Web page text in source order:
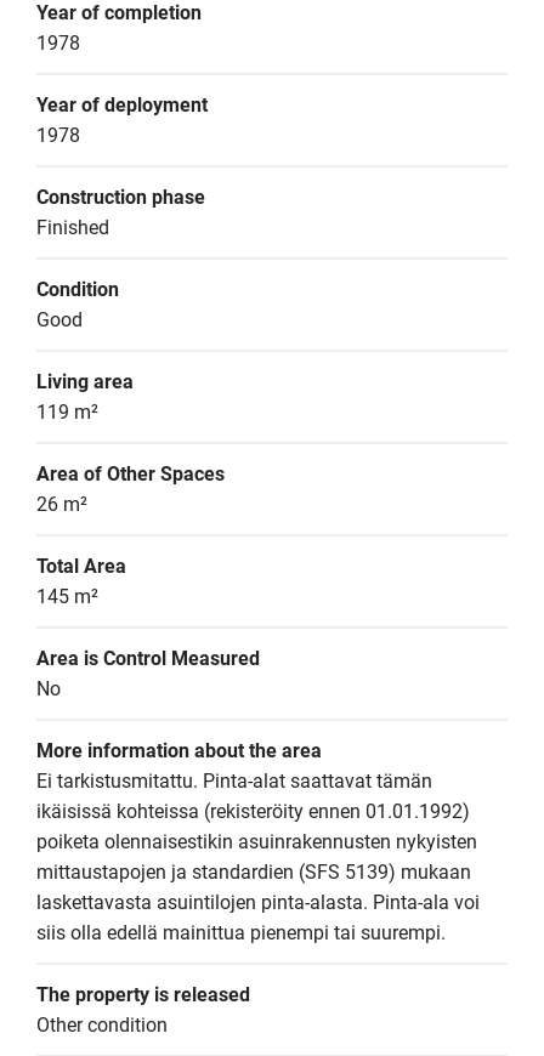
Year of completion
1978
Year of deployment
1978
Construction phase
Finished
Condition
Good
Living area
119 m²
Area of Other Spaces
26 m²
Total Area
145 m²
Area is Control Measured
No
More information about the area
Ei tarkistusmitattu. Pinta-alat saattavat tämän
ikäisissä kohteissa (rekisteröity ennen 01.01.1992)
poiketa olennaisestikin asuinrakennusten nykyisten
mittaustapojen ja standardien (SFS 5139) mukaan
laskettavasta asuintilojen pinta-alasta. Pinta-ala voi
siis olla edellä mainittua pienempi tai suurempi.
The property is released
Other condition